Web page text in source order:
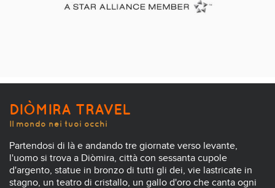
DIÒMIRA TRAVEL
Il mondo nei tuoi occhi
Partendosi di là e andando tre giornate verso levante,
l'uomo si trova a Diòmira, città con sessanta cupole
d'argento, statue in bronzo di tutti gli dei, vie lastricate in
stagno, un teatro di cristallo, un gallo d'oro che canta ogni